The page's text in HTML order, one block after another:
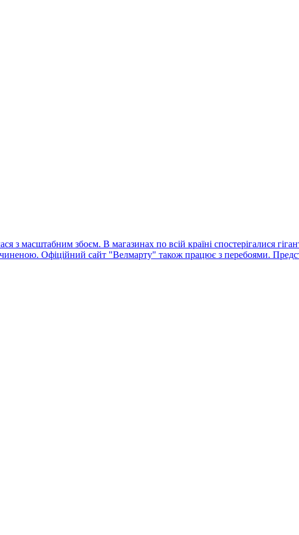
з масштабним збоєм. В магазинах по всій країні спостерігалися
Офіційний сайт "Велмарту" також працює з перебоями.